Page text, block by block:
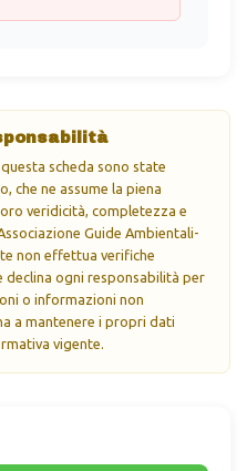
scheda sono state
che ne assume la piena
veridicità, completezza e
Guide Ambientali-
non effettua verifiche
declina ogni responsabilità per
o informazioni non
a mantenere i propri dati
vigente.